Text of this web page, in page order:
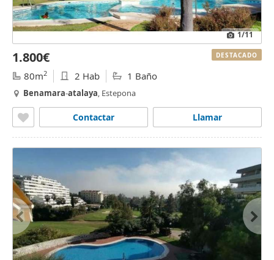
1/11
1.800€
80m2 2 Hab 1 Baño
Benamara-atalaya, Estepona
Llamar
Contactar
DESTACADO